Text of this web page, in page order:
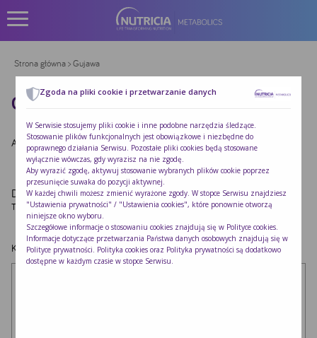
Strona główna> Gujawa
GUJAWA
Autor:Redakcja Nutricia|Opublikowano:2022-10-24
Dodaj komentarz
Twój adres e-mail nie zostanie opublikowany.Wymagane pola są oznaczone
Komentarz*
Zgoda na pliki cookie i przetwarzanie danych
W Serwisie stosujemy pliki cookie i inne podobne narzędzia śledzące.
Stosowanie plików funkcjonalnych jest obowiązkowe i niezbędne do
poprawnego działania Serwisu. Pozostałe pliki cookies będą stosowane
wyłącznie wówczas, gdy wyrazisz na nie zgodę.
Aby wyrazić zgodę, aktywuj stosowanie wybranych plików cookie poprzez
przesunięcie suwaka do pozycji aktywnej.
W każdej chwili możesz zmienić wyrażone zgody. W stopce Serwisu znajdziesz
"Ustawienia prywatności" / "Ustawienia cookies", które ponownie otworzą
niniejsze okno wyboru.
Szczegółowe informacje o stosowaniu cookies znajdują się w Polityce cookies
Informacje dotyczące przetwarzania Państwa danych osobowych znajdują się w
Polityce prywatności . Polityka cookies oraz Polityka prywatności są dodatkowo
dostępne w każdym czasie w stopce Serwisu.